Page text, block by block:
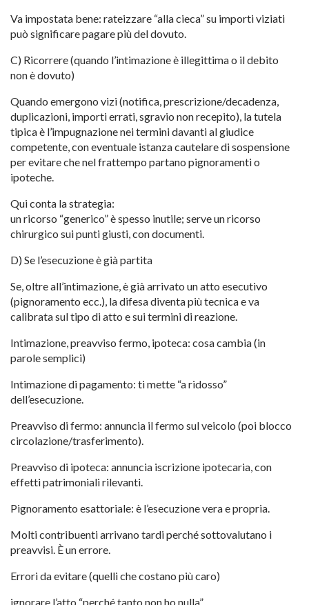
Va impostata bene: rateizzare “alla cieca” su importi viziati
può significare pagare più del dovuto.
C) Ricorrere (quando l’intimazione è illegittima o il debito
non è dovuto)
Quando emergono vizi (notifica, prescrizione/decadenza,
duplicazioni, importi errati, sgravio non recepito), la tutela
tipica è l’impugnazione nei termini davanti al giudice
competente, con eventuale istanza cautelare di sospensione
per evitare che nel frattempo partano pignoramenti o
ipoteche.
Qui conta la strategia:
un ricorso “generico” è spesso inutile; serve un ricorso
chirurgico sui punti giusti, con documenti.
D) Se l’esecuzione è già partita
Se, oltre all’intimazione, è già arrivato un atto esecutivo
(pignoramento ecc.), la difesa diventa più tecnica e va
calibrata sul tipo di atto e sui termini di reazione.
Intimazione, preavviso fermo, ipoteca: cosa cambia (in
parole semplici)
Intimazione di pagamento: ti mette “a ridosso”
dell’esecuzione.
Preavviso di fermo: annuncia il fermo sul veicolo (poi blocco
circolazione/trasferimento).
Preavviso di ipoteca: annuncia iscrizione ipotecaria, con
effetti patrimoniali rilevanti.
Pignoramento esattoriale: è l’esecuzione vera e propria.
Molti contribuenti arrivano tardi perché sottovalutano i
preavvisi. È un errore.
Errori da evitare (quelli che costano più caro)
ignorare l’atto “perché tanto non ho nulla”